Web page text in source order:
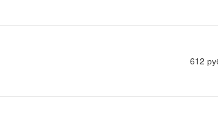
612